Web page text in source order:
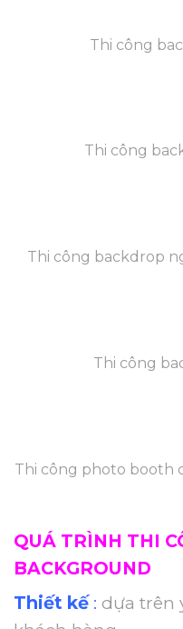
Thi công
Thi công
Thi công backdrop
Thi công
Thi công photo booth
QUÁ TRÌNH THI
BACKGROUND
Thiết kế: dựa trên